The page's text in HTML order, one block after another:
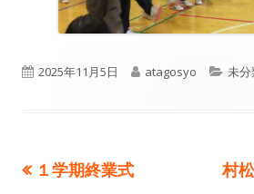
公
2025年11月5日
作
atagosyo
カ
リ
未分
投前
１学期終業式
次
村